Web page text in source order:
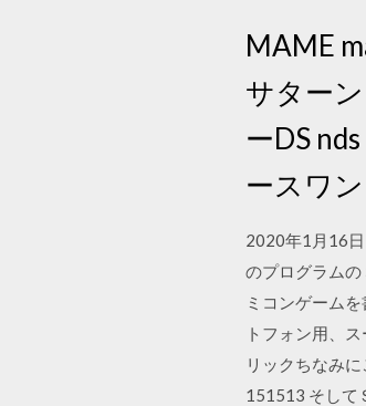
MAME
サター
ーDS
ースワ
2020年1月16
のプログラム
ミコンゲーム
トフォン用、
リックちなみ
151513 そして